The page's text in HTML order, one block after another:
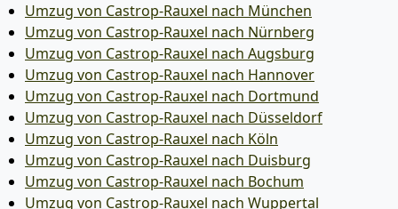
Umzug von Castrop-Rauxel nach München
Umzug von Castrop-Rauxel nach Nürnberg
Umzug von Castrop-Rauxel nach Augsburg
Umzug von Castrop-Rauxel nach Hannover
Umzug von Castrop-Rauxel nach Dortmund
Umzug von Castrop-Rauxel nach Düsseldorf
Umzug von Castrop-Rauxel nach Köln
Umzug von Castrop-Rauxel nach Duisburg
Umzug von Castrop-Rauxel nach Bochum
Umzug von Castrop-Rauxel nach Wuppertal